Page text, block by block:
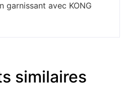
garnissant avec KONG
similaires